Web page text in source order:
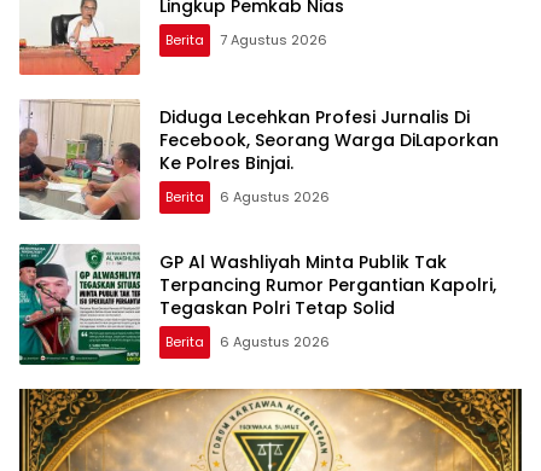
Lingkup Pemkab Nias
Berita 7 Agustus 2026
Diduga Lecehkan Profesi Jurnalis Di
Fecebook, Seorang Warga DiLaporkan
Ke Polres Binjai.
Berita 6 Agustus 2026
GP Al Washliyah Minta Publik Tak
Terpancing Rumor Pergantian Kapolri,
Tegaskan Polri Tetap Solid
Berita 6 Agustus 2026